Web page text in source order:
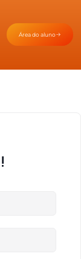
Área do aluno